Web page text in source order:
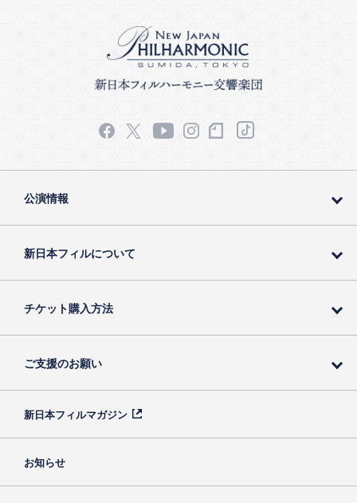
公演情報
新日本フィルについて
チケット購入方法
ご支援のお願い
新日本フィルマガジン
お知らせ